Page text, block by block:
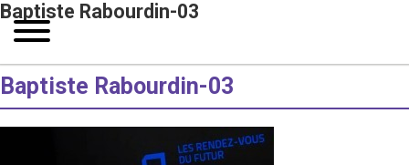
Baptiste Rabourdin-03
Baptiste Rabourdin-03